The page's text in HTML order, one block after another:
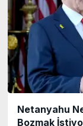
Netanyahu
Bozmak